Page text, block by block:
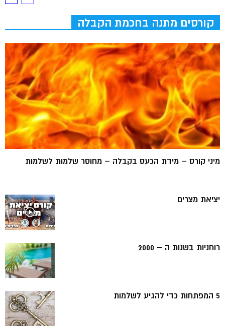
קורסים מתנה בחכמת הקבלה
מיני קורס – מידת הכעס בקבלה – מחוסר שלמות לשלמות
יציאת מצרים
רוחניות בשנות ה – 2000
5 המפתחות כדי להגיע לשלמות